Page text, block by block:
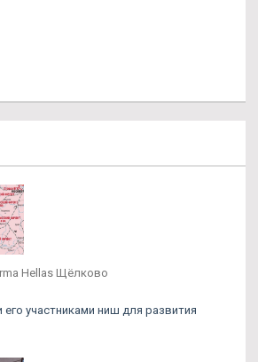
Hellas Щёлково
участниками ниш для развития